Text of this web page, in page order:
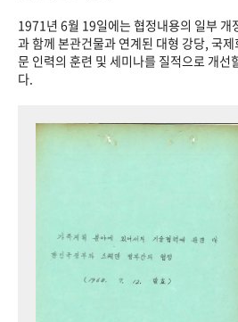
VR 역사관
1971년 6월 19일에는 협정내용의 일부 개
과 함께 본관건물과 연계된 대형 강당, 국
문 인력의 훈련 및 세미나를 질적으로 개선
다.